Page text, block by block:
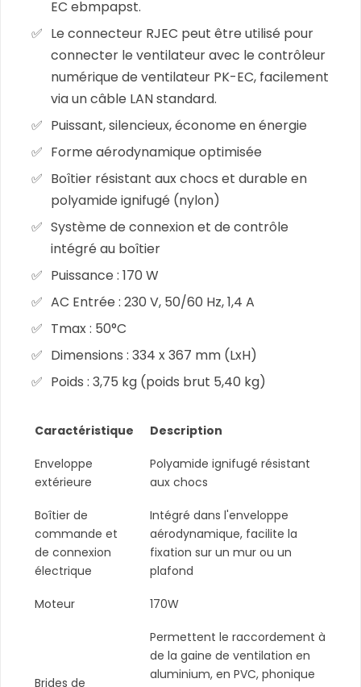
EC ebmpapst.
Le connecteur RJEC peut être utilisé pour
connecter le ventilateur avec le contrôleur
numérique de ventilateur PK-EC, facilement
via un câble LAN standard.
Puissant, silencieux, économe en énergie
Forme aérodynamique optimisée
Boîtier résistant aux chocs et durable en
polyamide ignifugé (nylon)
Système de connexion et de contrôle
intégré au boîtier
Puissance : 170 W
AC Entrée : 230 V, 50/60 Hz, 1,4 A
Tmax : 50°C
Dimensions : 334 x 367 mm (LxH)
Poids : 3,75 kg (poids brut 5,40 kg)
Caractéristique Description
Enveloppe
extérieure
Polyamide ignifugé résistant
aux chocs
Boîtier de
commande et
de connexion
électrique
Intégré dans l'enveloppe
aérodynamique, facilite la
fixation sur un mur ou un
plafond
Moteur 170W
Brides de
Permettent le raccordement à
de la gaine de ventilation en
aluminium, en PVC, phonique